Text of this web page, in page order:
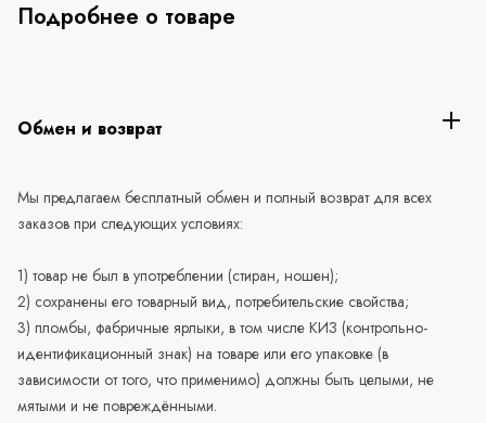
Подробнее о товаре
Обмен и возврат
Мы предлагаем бесплатный обмен и полный возврат для всех
заказов при следующих условиях:
1) товар не был в употреблении (стиран, ношен);
2) сохранены его товарный вид, потребительские свойства;
3) пломбы, фабричные ярлыки, в том числе КИЗ (контрольно-
идентификационный знак) на товаре или его упаковке (в
зависимости от того, что применимо) должны быть целыми, не
мятыми и не повреждёнными.